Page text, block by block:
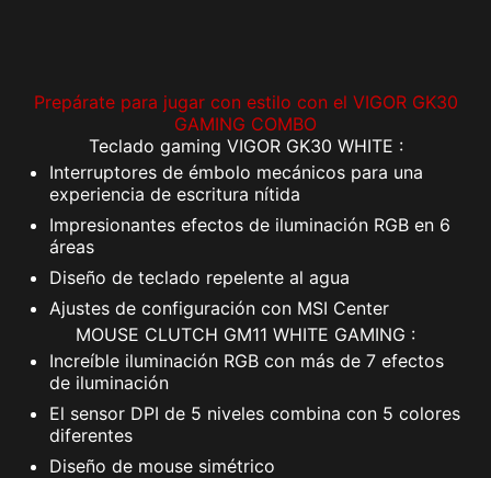
Prepárate para jugar con estilo con el VIGOR GK30
GAMING COMBO
Teclado gaming VIGOR GK30 WHITE :
Interruptores de émbolo mecánicos para una
experiencia de escritura nítida
Impresionantes efectos de iluminación RGB en 6
áreas
Diseño de teclado repelente al agua
Ajustes de configuración con MSI Center
MOUSE CLUTCH GM11 WHITE GAMING :
Increíble iluminación RGB con más de 7 efectos
de iluminación
El sensor DPI de 5 niveles combina con 5 colores
diferentes
Diseño de mouse simétrico